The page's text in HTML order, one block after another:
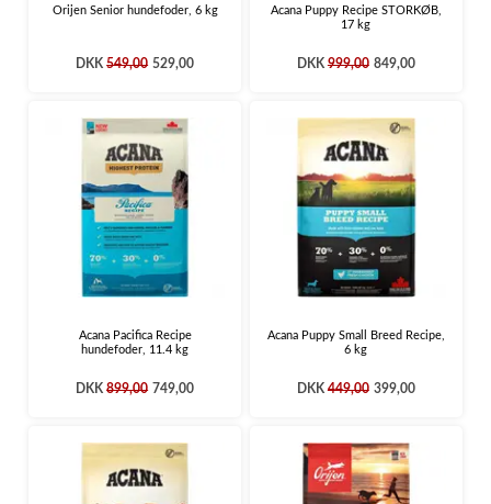
Orijen Senior hundefoder, 6 kg
DKK549,00 529,00
Acana Puppy Recipe STORKØB,
17 kg
DKK999,00 849,00
Acana Pacifica Recipe
hundefoder, 11.4 kg
DKK899,00 749,00
Acana Puppy Small Breed Recipe,
6 kg
DKK449,00 399,00